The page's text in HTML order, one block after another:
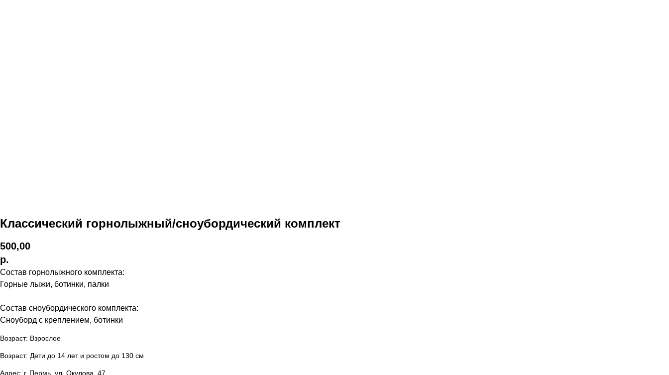
Классический горнолыжный/сноубордический комплект
500,00
р.
Состав горнолыжного комплекта:
Горные лыжи, ботинки, палки
Состав сноубордического комплекта:
Сноуборд с креплением, ботинки
Возраст: Взрослое
Возраст: Дети до 14 лет и ростом до 130 см
Адрес: г. Пермь, ул. Окулова, 47